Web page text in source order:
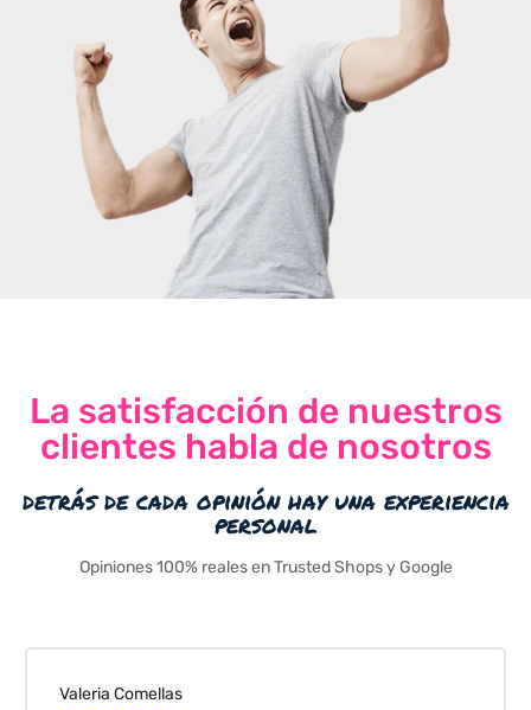
La satisfacción de nuestros
clientes habla de nosotros
detrás de cada opinión hay una experiencia
personal
Opiniones 100% reales en Trusted Shops y Google
Valeria Comellas